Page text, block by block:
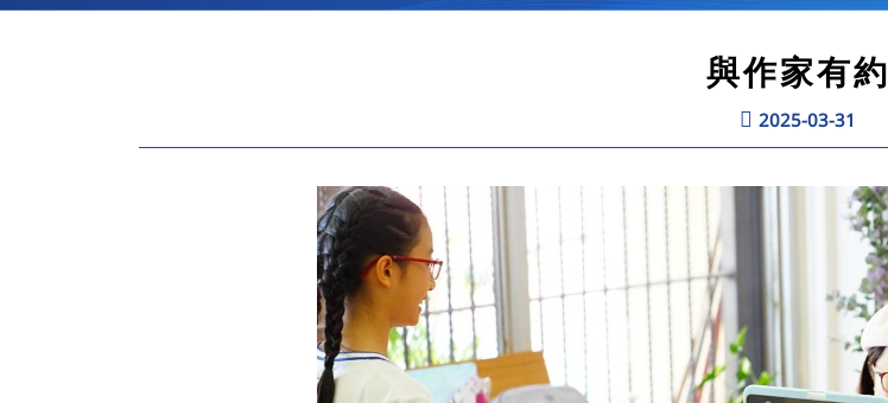
與作家有約
2025-03-31